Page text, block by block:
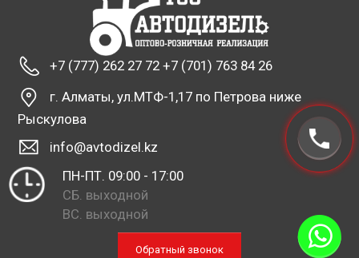
+7 (777) 262 27 72 +7 (701) 763 84 26
г. Алматы, ул.МТФ-1,17 по Петрова ниже
Рыскулова
info@avtodizel.kz
ПН-ПТ. 09:00 - 17:00
СБ. выходной
ВС. выходной
Обратный звонок